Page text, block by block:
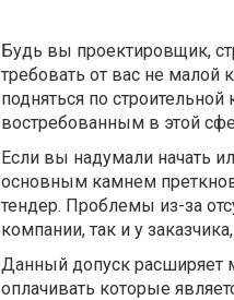
Будь вы проектировщик,
требовать от вас не
подняться по
востребованным в этой
Если вы надумали начать
основным камнем
тендер. Проблемы из-за
компании, так и у
Данный допуск расширяет
оплачивать которые